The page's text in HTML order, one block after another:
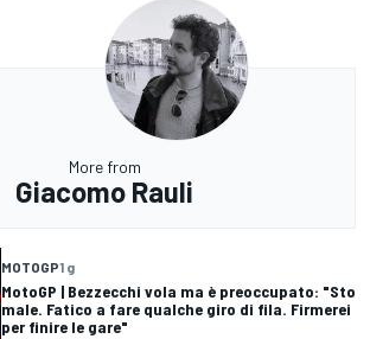
More from
Giacomo Rauli
MOTOGP1 g
MotoGP | Bezzecchi vola ma è preoccupato: "Sto
male. Fatico a fare qualche giro di fila. Firmerei
per finire le gare"